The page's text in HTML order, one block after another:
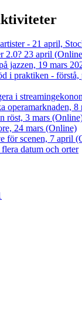
- 21 april,
2.0? 23 april
jazzen, 19 mars
i praktiken - förstå,
i
operamarknaden,
röst, 3 mars
24 mars (Online)
för scenen, 7 april
datum och orter